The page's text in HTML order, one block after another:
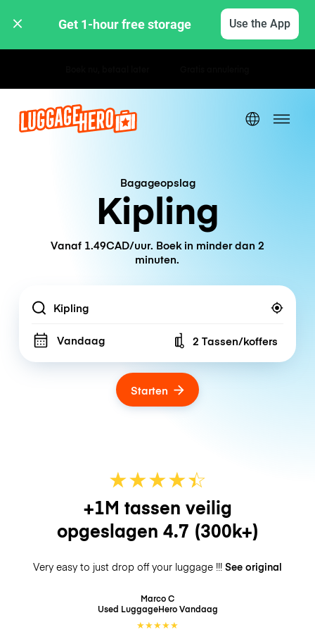
Get 1-hour free storage Use the App
Bagageopslag
Kipling
Vanaf 1.49CAD/uur. Boek in minder dan 2
minuten.
Location
Vandaag Number of bags
2 Tassen/koffers
Starten
★★★★☆
★
+1M tassen veilig
opgeslagen 4.7 (300k+)
Very easy to just drop off your luggage !!! See original
Marco C
Used LuggageHeroVandaag
★★★★★